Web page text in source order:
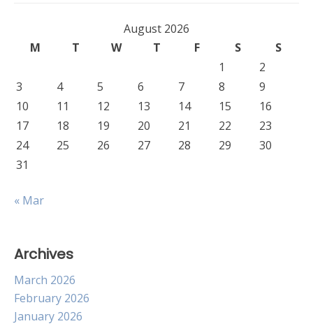
August 2026
M
T W T F S
S
1
2
3
4 5 6 7 8
9
10
11 12 13 14 15
16
17
18 19 20 21 22
23
24
25 26 27 28 29
30
31
« Mar
Archives
March 2026
February 2026
January 2026